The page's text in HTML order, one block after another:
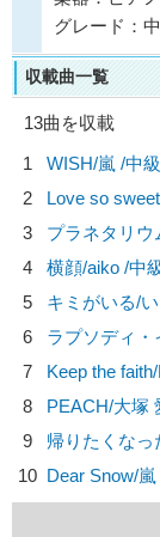
グレード：
収載曲一覧
13曲を収載
1
WISH/嵐 /中級
2
Love so
3
プラネタリウ
4
横顔/aiko /中
5
キミがいる/
6
ラプソディ
7
Keep the faith/
8
PEACH/大塚
9
帰りたくなっ
10 Dear Snow/嵐